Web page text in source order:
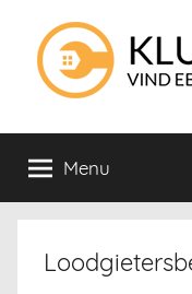
inhoud
springen
vind
je
juiste
Menu